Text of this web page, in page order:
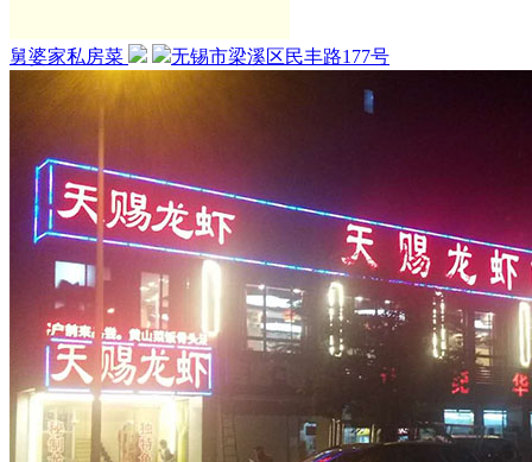
舅婆家私房菜 无锡市梁溪区民丰路177号